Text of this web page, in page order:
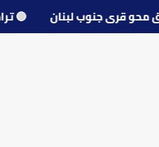
يوثق محو قرى جنوب لبنان